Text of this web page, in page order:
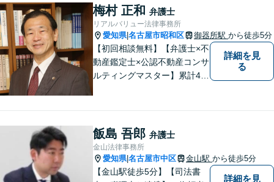
い、丁寧な説明と迅速な対応
を心がけております。【完全
個室】【法テラス利用可】
梅村 正和 弁護士
リアルバリュー法律事務所
愛知県|名古屋市昭和区 御器所駅 から徒歩5分
【初回相談無料】【弁護士×不
動産鑑定士×公認不動産コンサ
ルティングマスター】累計40
多数】【政府系金融機関勤務
経験あり】不動産トラブル／
不動産を含む相続／債権回収
など
詳細を見
る
飯島 吾郎 弁護士
金山法律事務所
愛知県|名古屋市中区 金山駅 から徒歩5分
【金山駅徒歩5分】【司法書
詳細を見